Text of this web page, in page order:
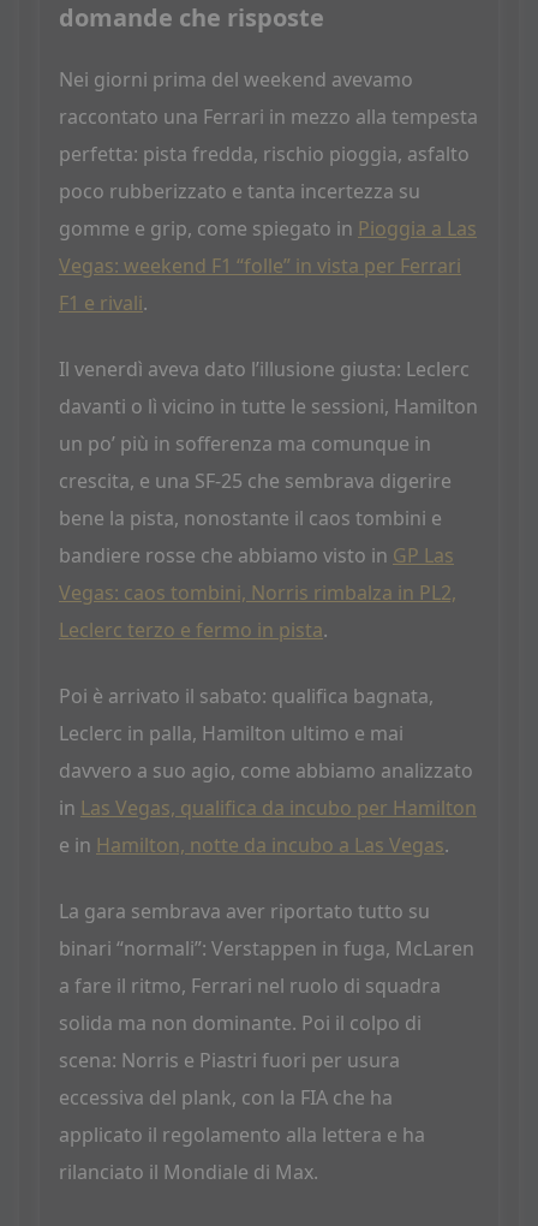
domande che risposte
Nei giorni prima del weekend avevamo
raccontato una Ferrari in mezzo alla tempesta
perfetta: pista fredda, rischio pioggia, asfalto
poco rubberizzato e tanta incertezza su
gomme e grip, come spiegato in Pioggia a Las
Vegas: weekend F1 “folle” in vista per Ferrari
F1 e rivali.
Il venerdì aveva dato l’illusione giusta: Leclerc
davanti o lì vicino in tutte le sessioni, Hamilton
un po’ più in sofferenza ma comunque in
crescita, e una SF-25 che sembrava digerire
bene la pista, nonostante il caos tombini e
bandiere rosse che abbiamo visto in GP Las
Vegas: caos tombini, Norris rimbalza in PL2,
Leclerc terzo e fermo in pista.
Poi è arrivato il sabato: qualifica bagnata,
Leclerc in palla, Hamilton ultimo e mai
davvero a suo agio, come abbiamo analizzato
in Las Vegas, qualifica da incubo per Hamilton
e in Hamilton, notte da incubo a Las Vegas.
La gara sembrava aver riportato tutto su
binari “normali”: Verstappen in fuga, McLaren
a fare il ritmo, Ferrari nel ruolo di squadra
solida ma non dominante. Poi il colpo di
scena: Norris e Piastri fuori per usura
eccessiva del plank, con la FIA che ha
applicato il regolamento alla lettera e ha
rilanciato il Mondiale di Max.